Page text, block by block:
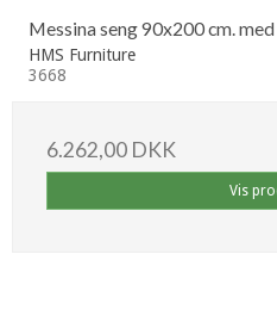
Messina seng 90x200 cm.
HMS Furniture
3668
6.262,00 DKK
Vis